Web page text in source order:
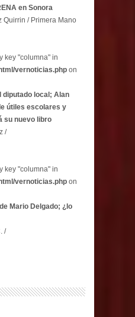
en Sonora
Quirrin / Primera Mano
key "columna" in
vernoticias.php on
local; Alan
útiles escolares y
su nuevo libro
/
key "columna" in
vernoticias.php on
Mario Delgado; ¿lo
/